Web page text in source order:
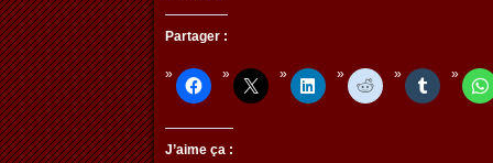
Partager :
J’aime ça :